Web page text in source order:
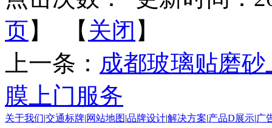
页】 【 关闭 】
上一条： 成都玻璃贴磨
膜上门服务
关于我们|交通标牌|网站地图|品牌设计|解决方案|产品D展示|广